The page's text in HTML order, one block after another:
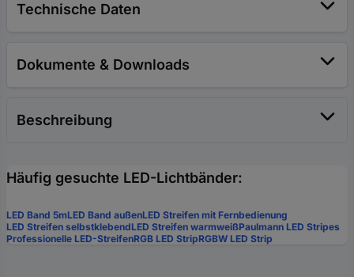
Technische Daten
Dokumente & Downloads
Beschreibung
Häufig gesuchte LED-Lichtbänder:
LED Band 5mLED Band außenLED Streifen mit Fernbedienung
LED Streifen selbstklebendLED Streifen warmweißPaulmann LED Stripes
Professionelle LED-StreifenRGB LED StripRGBW LED Strip